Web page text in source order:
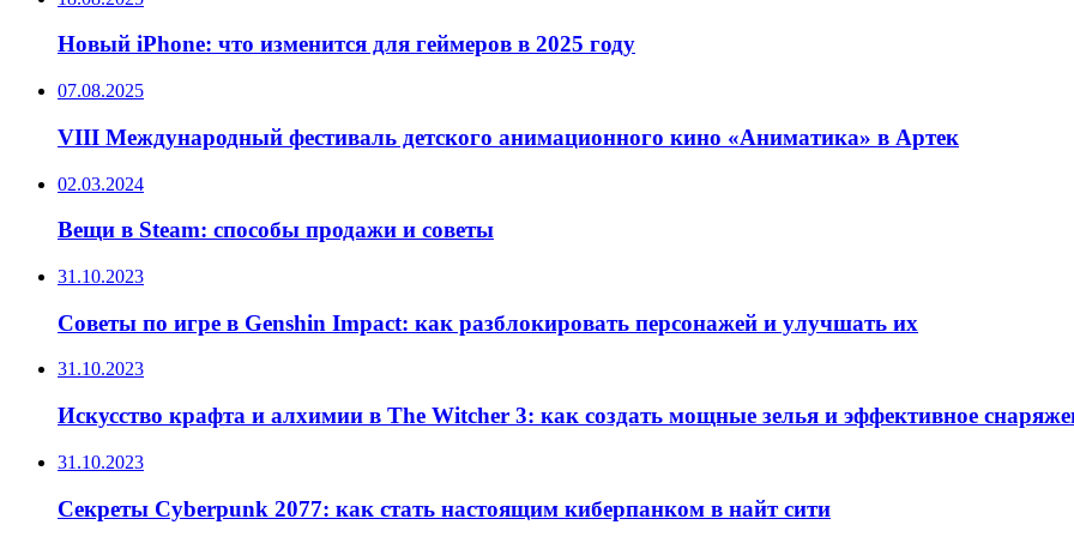
Новый iPhone: что изменится для геймеров в 2025 году
07.08.2025
VIII Международный фестиваль детского анимационного кино «Аниматика» в Артек
02.03.2024
Вещи в Steam: способы продажи и советы
31.10.2023
Советы по игре в Genshin Impact: как разблокировать персонажей и улучшать их
31.10.2023
Искусство крафта и алхимии в The Witcher 3: как создать мощные зелья и эффективное
31.10.2023
Секреты Cyberpunk 2077: как стать настоящим киберпанком в найт сити